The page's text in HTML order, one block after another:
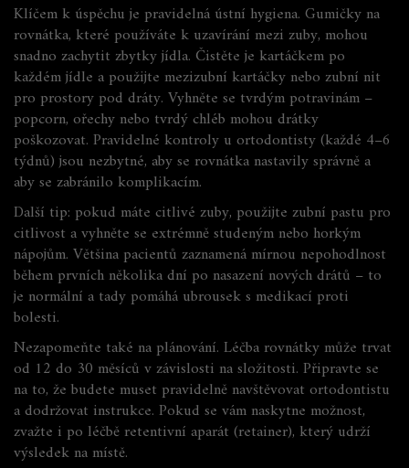
Klíčem k úspěchu je pravidelná ústní hygiena. Gumičky na
rovnátka, které používáte k uzavírání mezi zuby, mohou
snadno zachytit zbytky jídla. Čistěte je kartáčkem po
každém jídle a použijte mezizubní kartáčky nebo zubní nit
pro prostory pod dráty. Vyhněte se tvrdým potravinám –
popcorn, ořechy nebo tvrdý chléb mohou drátky
poškozovat. Pravidelné kontroly u ortodontisty (každé 4–6
týdnů) jsou nezbytné, aby se rovnátka nastavily správně a
aby se zabránilo komplikacím.
Další tip: pokud máte citlivé zuby, použijte zubní pastu pro
citlivost a vyhněte se extrémně studeným nebo horkým
nápojům. Většina pacientů zaznamená mírnou nepohodlnost
během prvních několika dní po nasazení nových drátů – to
je normální a tady pomáhá ubrousek s medikací proti
bolesti.
Nezapomeňte také na plánování. Léčba rovnátky může trvat
od 12 do 30 měsíců v závislosti na složitosti. Připravte se
na to, že budete muset pravidelně navštěvovat ortodontistu
a dodržovat instrukce. Pokud se vám naskytne možnost,
zvažte i po léčbě retentivní aparát (retainer), který udrží
výsledek na místě.